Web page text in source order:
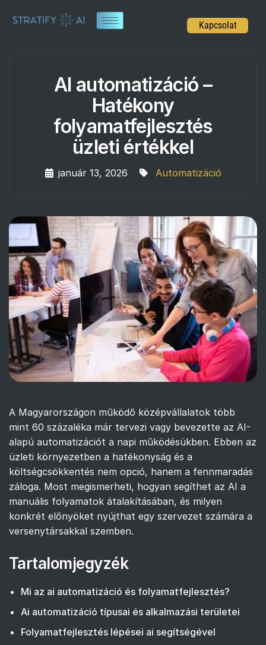
Kapcsolat
AI automatizáció –
Hatékony
folyamatfejlesztés
üzleti értékkel
január 13, 2026 Automatizáció
A Magyarországon működő középvállalatok több
mint 60 százaléka már tervezi vagy bevezette az AI-
alapú automatizációt a napi működésükben. Ebben az
üzleti környezetben a hatékonyság és a
költségcsökkentés nem opció, hanem a fennmaradás
záloga. Most megismerheti, hogyan segíthet az AI a
manuális folyamatok átalakításában, és milyen
konkrét előnyöket nyújthat egy szervezet számára a
versenytársakkal szemben.
Tartalomjegyzék
Mi az ai automatizáció és folyamatfejlesztés?
Ai automatizáció típusai és alkalmazási területei
Folyamatfejlesztés lépései ai segítségével